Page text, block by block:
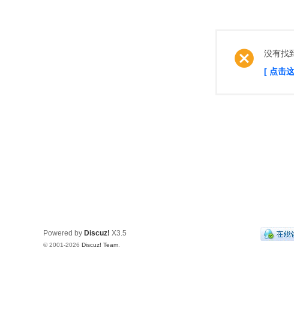
没有找
[ 点击
Powered by Discuz! X3.5
© 2001-2026 Discuz! Team